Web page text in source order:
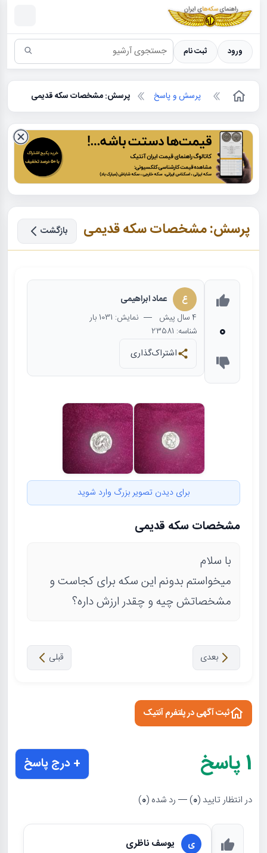
سکه ها ؛ راهنمای سکه شناسی
ورود ثبت نام
پرسش و پاسخ پرسش: مشخصات سکه قدیمی
پرسش: مشخصات سکه قدیمی بازگشت
0
ع عماد ابراهیمی
4 سال پیش — نمایش: 1031 بار
شناسه: 23581
اشتراک‌گذاری
برای دیدن تصویر بزرگ وارد شوید
مشخصات سکه قدیمی
با سلام
میخواستم بدونم این سکه برای کجاست و
مشخصاتش چیه و چقدر ارزش داره؟
قبلی بعدی
ثبت آگهی در پلتفرم آنتیک
1پاسخ + درج پاسخ
در انتظار تایید (0) — رد شده (0
)
ی یوسف ناظری